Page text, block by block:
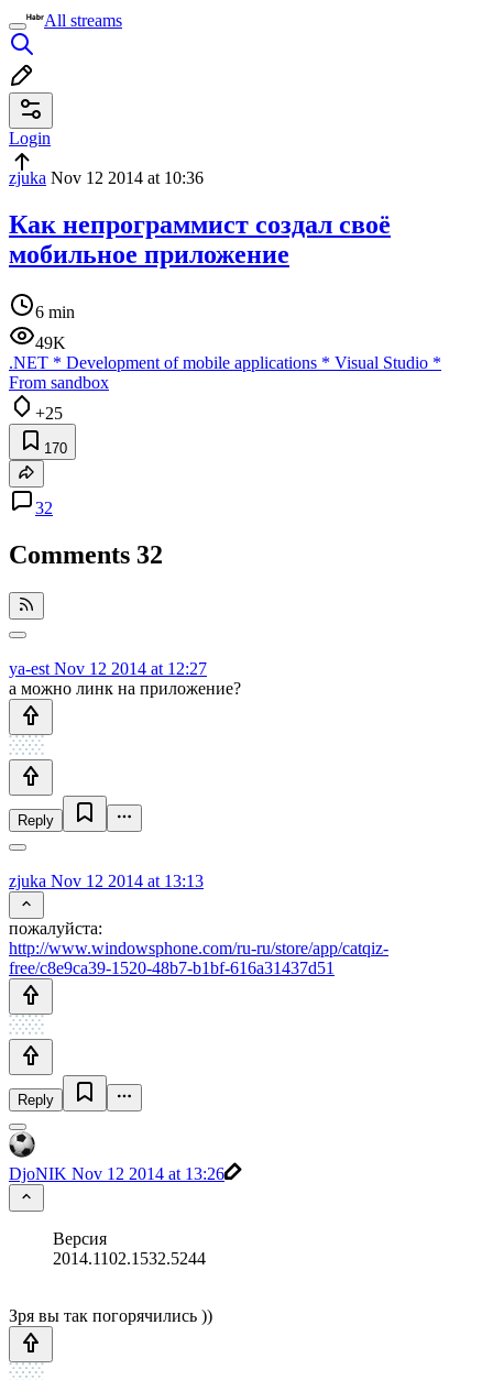
All streams
Login
zjuka Nov 12 2014 at 10:36
Как непрограммист создал своё
мобильное приложение
6 min
49K
.NET * Development of mobile applications * Visual Studio *
From sandbox
+25
170
32
Comments 32
ya-est Nov 12 2014 at 12:27
а можно линк на приложение?
Reply
zjuka Nov 12 2014 at 13:13
пожалуйста:
http://www.windowsphone.com/ru-ru/store/app/catqiz-
free/c8e9ca39-1520-48b7-b1bf-616a31437d51
Reply
DjoNIK Nov 12 2014 at 13:26
Версия
2014.1102.1532.5244
Зря вы так погорячились ))